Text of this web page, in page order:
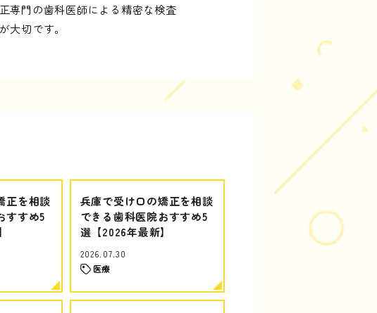
専門の歯科医師による精密な検査
大切です。
正を相談
すすめ5
兵庫で受け口の矯正を相談
できる歯科医院おすすめ5
選【2026年最新】
2026.07.30
医療